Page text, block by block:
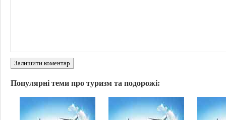
Залишити коментар
Популярні теми про туризм та подорожі: